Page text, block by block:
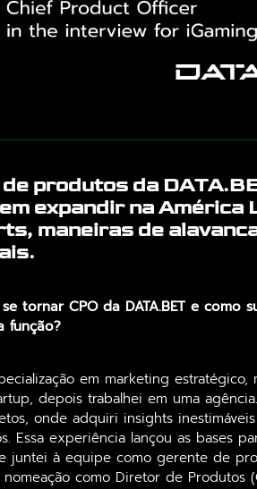
produtos da
expandir na América
maneiras de
tornar CPO da DATA.BET e como
função?
em marketing estratégico,
depois trabalhei em uma
onde adquiri insights
experiência lançou as bases
juntei à equipe como gerente de
como Diretor de Produtos